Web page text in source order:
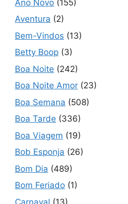
Ano Novo (155)
Aventura (2)
Bem-Vindos (13)
Betty Boop (3)
Boa Noite (242)
Boa Noite Amor (23)
Boa Semana (508)
Boa Tarde (336)
Boa Viagem (19)
Bob Esponja (26)
Bom Dia (489)
Bom Feriado (1)
Carnaval (13)